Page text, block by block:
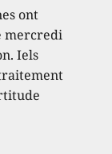
ont
mercredi
Iels